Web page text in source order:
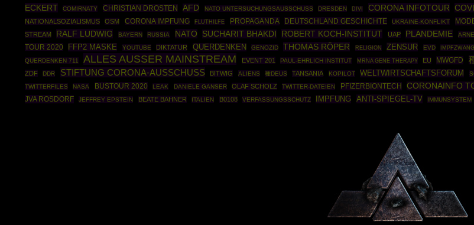
ECKERT
COMIRNATY CHRISTIAN DROSTEN AFD NATO UNTERSUCHUNGSAUSSCHUSS DRESDEN DIVI CORONA INFOTOUR
NATIONALSOZIALISMUS OSM CORONA IMPFUNG FLUTHILFE PROPAGANDA DEUTSCHLAND GESCHICHTE UKRAINE-KONFLIKT
STREAM
RALF LUDWIG BAYERN RUSSIA NATO SUCHARIT BHAKDI ROBERT KOCH-INSTITUT UAP PLANDEMIE
TOUR 2020
FFP2 MASKE YOUTUBE DIKTATUR QUERDENKEN GENOZID THOMAS RÖPER RELIGION ZENSUR EVD IMPFZWANG
QUERDENKEN 711 ALLES AUSSER MAINSTREAM EVENT 201 PAUL-EHRLICH INSTITUT MRNA GENE THERAPY EU MWGFD
ZDF DDR STIFTUNG CORONA-AUSSCHUSS BITWIG ALIENS 種DEUS TANSANIA KOPILOT WELTWIRTSCHAFTSFORUM
TWITTERFILES NASA BUSTOUR 2020 LEAK DANIELE GANSER OLAF SCHOLZ TWITTER-DATEIEN PFIZERBIONTECH CORONAINFO
JVA ROSDORF JEFFREY EPSTEIN BEATE BAHNER ITALIEN B0108 VERFASSUNGSSCHUTZ IMPFUNG ANTI-SPIEGEL-TV IMMUNSYSTEM
Powered By :